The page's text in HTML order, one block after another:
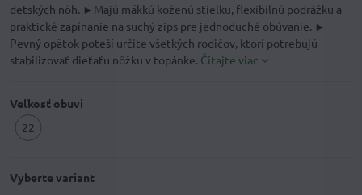
detských nôh. ►Majú mäkkú koženú stielku, flexibilnú podrážku a
praktické zapínanie na suchý zips pre jednoduché obúvanie. ►
Pevný opätok poteší určite všetkých rodičov, ktorí potrebujú
stabilizovať dieťaťu nôžku v topánke. Čítajte viac
Veľkosť obuvi
22
Vyberte variant